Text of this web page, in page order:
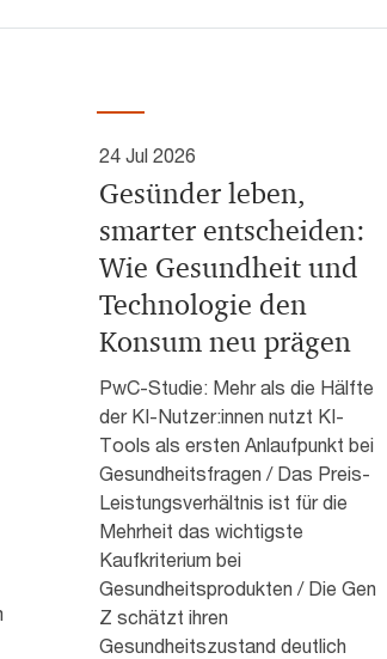
24 Jul 2026
Gesünder leben,
smarter entscheiden:
Wie Gesundheit und
Technologie den
Konsum neu prägen
PwC-Studie: Mehr als die Hälfte
der KI-Nutzer:innen nutzt KI-
Tools als ersten Anlaufpunkt bei
Gesundheitsfragen / Das Preis-
Leistungsverhältnis ist für die
Mehrheit das wichtigste
Kaufkriterium bei
Gesundheitsprodukten / Die Gen
Z schätzt ihren
Gesundheitszustand deutlich